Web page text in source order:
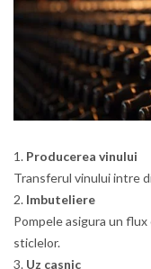
Producerea vinului
Transferul vinului intre
Imbuteliere
Pompele asigura un
sticlelor.
Uz casnic